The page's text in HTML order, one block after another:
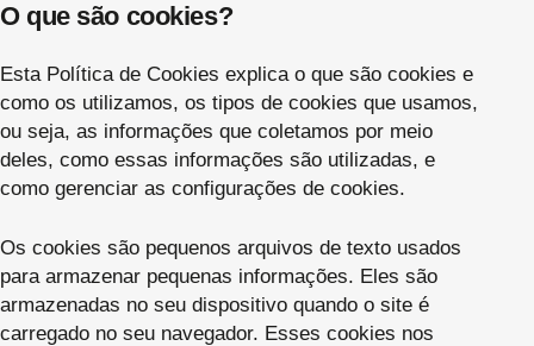
O que são cookies?
Esta Política de Cookies explica o que são cookies e
como os utilizamos, os tipos de cookies que usamos,
ou seja, as informações que coletamos por meio
deles, como essas informações são utilizadas, e
como gerenciar as configurações de cookies.
Os cookies são pequenos arquivos de texto usados
para armazenar pequenas informações. Eles são
armazenadas no seu dispositivo quando o site é
carregado no seu navegador. Esses cookies nos